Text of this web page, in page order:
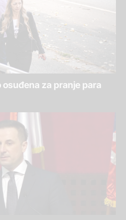
osuđena za pranje para